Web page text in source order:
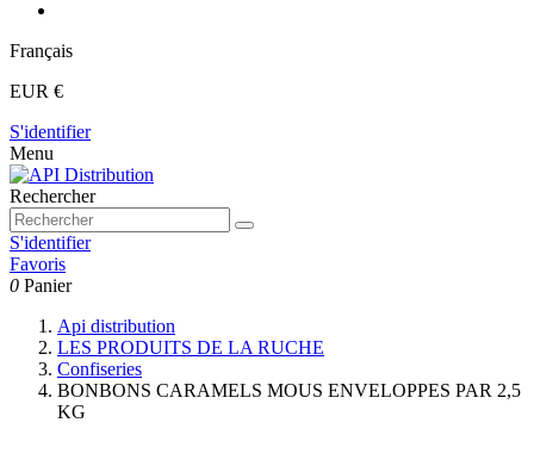
Français
EUR €
S'identifier
Menu
Rechercher
S'identifier
Favoris
0 Panier
Api distribution
LES PRODUITS DE LA RUCHE
Confiseries
BONBONS CARAMELS MOUS ENVELOPPES PAR 2,5
KG